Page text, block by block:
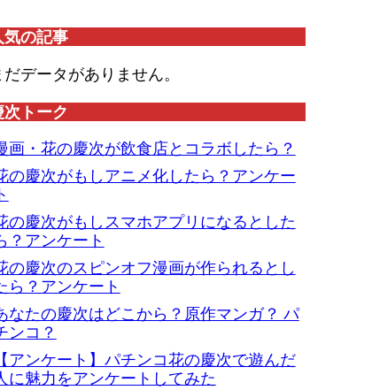
気の記事
だデータがありません。
次トーク
画・花の慶次が飲食店とコラボしたら？
の慶次がもしアニメ化したら？アンケー
の慶次がもしスマホアプリになるとした
？アンケート
の慶次のスピンオフ漫画が作られるとし
ら？アンケート
なたの慶次はどこから？原作マンガ？ パ
ンコ？
【アンケート】パチンコ花の慶次で遊んだ
に魅力をアンケートしてみた